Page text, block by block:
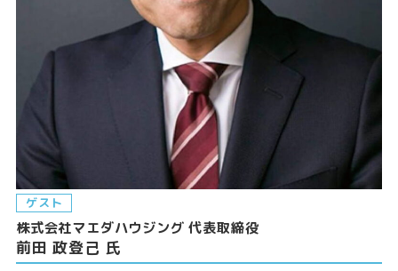
ゲスト
株式会社マエダハウジング 代表取締役
前田 政登己 氏